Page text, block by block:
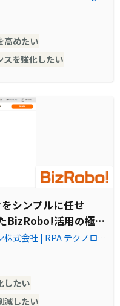
テクノロジーズ株式会
高めたい
スを強化したい
シンプルに任せ
BizRobo!活用の極
株式会社 | RPA テクノロジ
したい
減したい